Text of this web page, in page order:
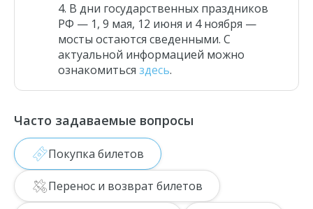
В дни государственных праздников
РФ — 1, 9 мая, 12 июня и 4 ноября —
мосты остаются сведенными. С
актуальной информацией можно
ознакомиться здесь.
Часто задаваемые вопросы
Покупка билетов
Перенос и возврат билетов